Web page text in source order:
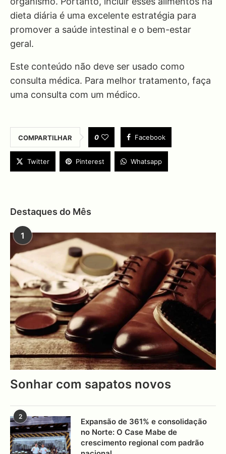
dieta diária é uma excelente estratégia para
promover a saúde intestinal e o bem-estar
geral.
Este conteúdo não deve ser usado como
consulta médica. Para melhor tratamento, faça
uma consulta com um médico.
COMPARTILHAR 0 Facebook
Twitter Pinterest Whatsapp
Destaques do Mês
1
Sonhar com sapatos novos
2
Expansão de 361% e consolidação
no Norte: O Case Mabe de
crescimento regional com padrão